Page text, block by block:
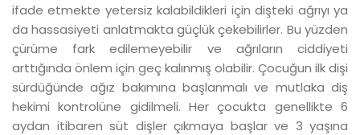
ifade etmekte yetersiz kalabildikleri için dişteki ağrıyı ya
da hassasiyeti anlatmakta güçlük çekebilirler. Bu yüzden
çürüme fark edilemeyebilir ve ağrıların ciddiyeti
arttığında önlem için geç kalınmış olabilir. Çocuğun ilk dişi
sürdüğünde ağız bakımına başlanmalı ve mutlaka diş
hekimi kontrolüne gidilmeli. Her çocukta genellikte 6
aydan itibaren süt dişler çıkmaya başlar ve 3 yaşına